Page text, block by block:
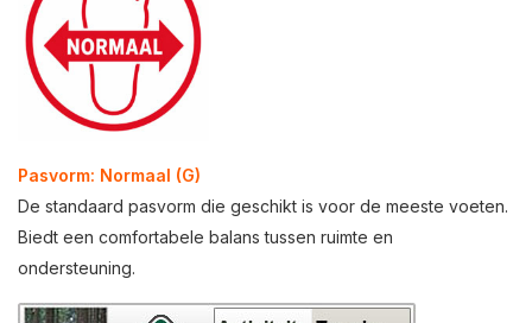
Pasvorm: Normaal (G)
De standaard pasvorm die geschikt is voor de meeste voeten.
Biedt een comfortabele balans tussen ruimte en
ondersteuning.